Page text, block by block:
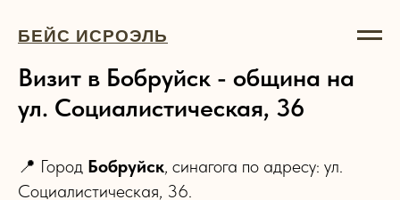
БЕЙС ИСРОЭЛЬ
Визит в Бобруйск - община на
ул. Социалистическая, 36
📍 Город Бобруйск, синагога по адресу: ул.
Социалистическая, 36.